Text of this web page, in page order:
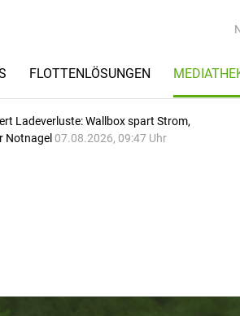
FLOTTENLÖSUNGEN
Ladeverluste: Wallbox spart Strom,
Notnagel 07.08.2026, 09:47 Uhr